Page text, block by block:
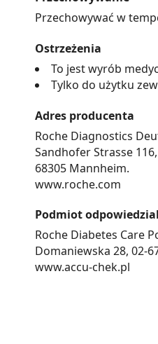
Przechowywać w
Ostrzeżenia
To jest wyrób
Tylko do użytku
Adres producenta
Roche Diagnostics
Sandhofer Strasse 116,
68305 Mannheim.
www.roche.com
Podmiot
Roche Diabetes Care
Domaniewska 28, 02-
www.accu-chek.pl